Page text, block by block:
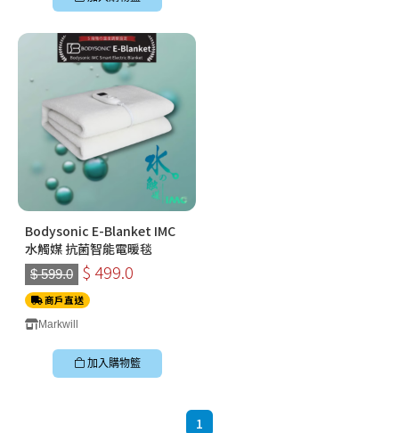
Bodysonic E-Blanket IMC
水觸媒 抗菌智能電暖毯
$ 599.0 $ 499.0
商戶直送
Markwill
加入購物籃
1